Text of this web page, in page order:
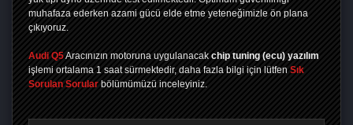
muhafaza ederken azami gücü elde etme yeteneğimizle ön plana
çıkıyoruz.
Audi Q5Aracınızın motoruna uygulanacak chip tuning (ecu) yazılım
işlemi ortalama 1 saat sürmektedir, daha fazla bilgi için lütfen Sık
Sorulan Sorular bölümümüzü inceleyiniz.